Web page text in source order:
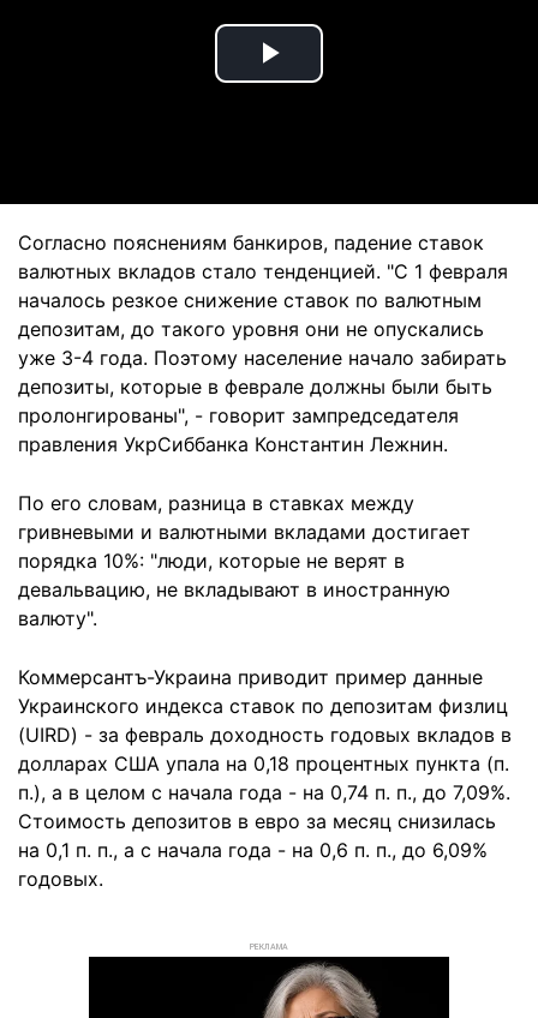
Play
Согласно пояснениям банкиров, падение ставок
валютных вкладов стало тенденцией. "С 1 февраля
началось резкое снижение ставок по валютным
депозитам, до такого уровня они не опускались
уже 3-4 года. Поэтому население начало забирать
депозиты, которые в феврале должны были быть
пролонгированы", - говорит зампредседателя
правления УкрСиббанка Константин Лежнин.
По его словам, разница в ставках между
гривневыми и валютными вкладами достигает
порядка 10%: "люди, которые не верят в
девальвацию, не вкладывают в иностранную
валюту".
Коммерсантъ-Украина приводит пример данные
Украинского индекса ставок по депозитам физлиц
(UIRD) - за февраль доходность годовых вкладов в
долларах США упала на 0,18 процентных пункта (п.
п.), а в целом с начала года - на 0,74 п. п., до 7,09%.
Стоимость депозитов в евро за месяц снизилась
на 0,1 п. п., а с начала года - на 0,6 п. п., до 6,09%
годовых.
РЕКЛАМА